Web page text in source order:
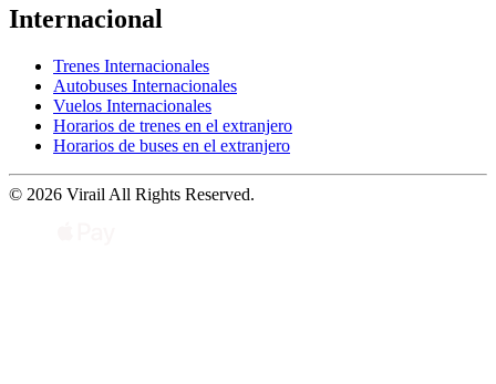
Internacional
Trenes Internacionales
Autobuses Internacionales
Vuelos Internacionales
Horarios de trenes en el extranjero
Horarios de buses en el extranjero
© 2026 Virail All Rights Reserved.